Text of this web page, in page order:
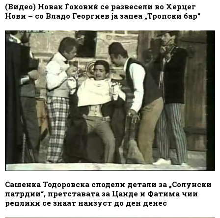
(Видео) Новак Ѓоковиќ се развесели во Херцег
Нови – со Владо Георгиев ја запеа „Тропски бар“
Сашенка Тодоровска сподели детали за „Солунски
патрдии“, претставата за Цанде и Фатима чии
реплики се знаат наизуст до ден денес